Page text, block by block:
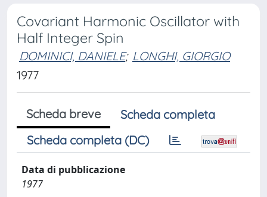
Covariant Harmonic Oscillator with
Half Integer Spin
DOMINICI, DANIELE; LONGHI, GIORGIO
1977
Scheda breve
Scheda completa
Scheda completa (DC)
Data di pubblicazione
1977